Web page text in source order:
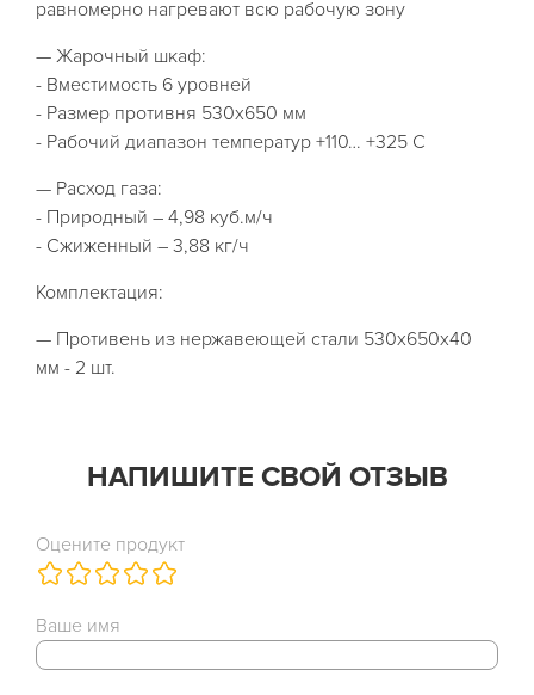
равномерно нагревают всю рабочую зону
— Жарочный шкаф:
- Вместимость 6 уровней
- Размер противня 530х650 мм
- Рабочий диапазон температур +110… +325 С
— Расход газа:
- Природный – 4,98 куб.м/ч
- Сжиженный – 3,88 кг/ч
Комплектация:
— Противень из нержавеющей стали 530х650х40
мм - 2 шт.
НАПИШИТЕ СВОЙ ОТЗЫВ
Оцените продукт
Ваше имя